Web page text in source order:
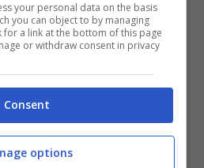
la richiesta per
i requisiti
beneficiare dovrà
dei requisiti
l’istanza per mezzo
your personal data on the basis
you can object to by managing
a link at the bottom of this page
or withdraw consent in privacy
Consent
options